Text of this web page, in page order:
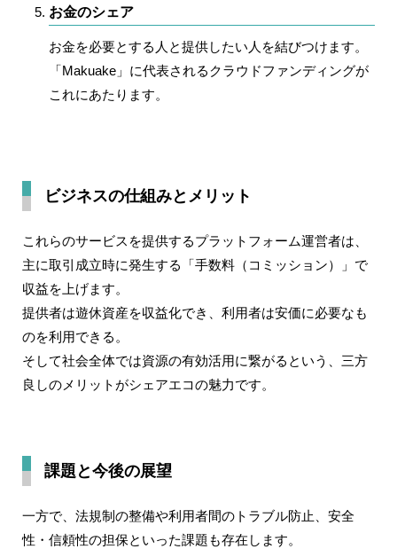
お金のシェア
お金を必要とする人と提供したい人を結びつけます。
「Makuake」に代表されるクラウドファンディングが
これにあたります。
ビジネスの仕組みとメリット
これらのサービスを提供するプラットフォーム運営者は、
主に取引成立時に発生する「手数料（コミッション）」で
収益を上げます。
提供者は遊休資産を収益化でき、利用者は安価に必要なも
のを利用できる。
そして社会全体では資源の有効活用に繋がるという、三方
良しのメリットがシェアエコの魅力です。
課題と今後の展望
一方で、法規制の整備や利用者間のトラブル防止、安全
性・信頼性の担保といった課題も存在します。